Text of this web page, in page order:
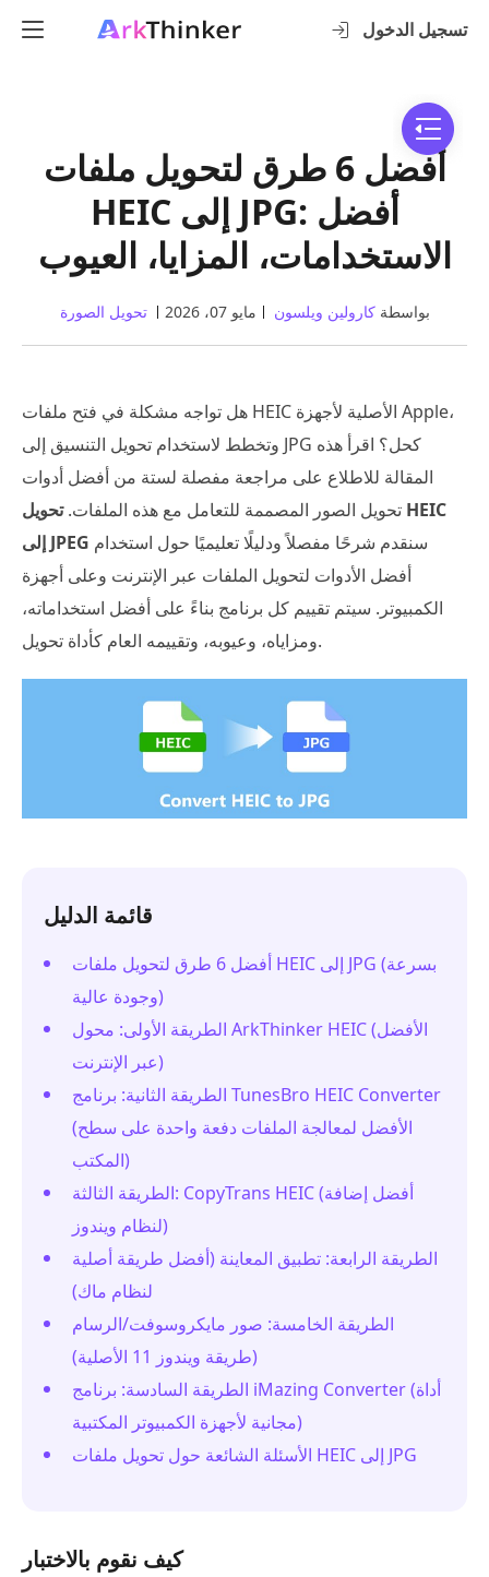
تسجيل الدخول
أفضل 6 طرق لتحويل ملفات
HEIC إلى JPG: أفضل
الاستخدامات، المزايا، العيوب
بواسطةكارولين ويلسون مايو 07، 2026 تحويل الصورة
هل تواجه مشكلة في فتح ملفات HEIC الأصلية لأجهزة Apple،
وتخطط لاستخدام تحويل التنسيق إلى JPG كحل؟ اقرأ هذه
المقالة للاطلاع على مراجعة مفصلة لستة من أفضل أدوات
تحويل الصور المصممة للتعامل مع هذه الملفات.تحويل HEIC
إلى JPEG
أفضل الأدوات لتحويل الملفات عبر الإنترنت وعلى أجهزة
الكمبيوتر. سيتم تقييم كل برنامج بناءً على أفضل استخداماته،
ومزاياه، وعيوبه، وتقييمه العام كأداة تحويل.
قائمة الدليل
أفضل 6 طرق لتحويل ملفات HEIC إلى JPG (بسرعة
وجودة عالية)
الطريقة الأولى: محول ArkThinker HEIC (الأفضل
عبر الإنترنت)
الطريقة الثانية: برنامج TunesBro HEIC Converter
(الأفضل لمعالجة الملفات دفعة واحدة على سطح
المكتب)
الطريقة الثالثة: CopyTrans HEIC (أفضل إضافة
لنظام ويندوز)
الطريقة الرابعة: تطبيق المعاينة (أفضل طريقة أصلية
لنظام ماك)
الطريقة الخامسة: صور مايكروسوفت/الرسام
(طريقة ويندوز 11 الأصلية)
الطريقة السادسة: برنامج iMazing Converter (أداة
مجانية لأجهزة الكمبيوتر المكتبية)
الأسئلة الشائعة حول تحويل ملفات HEIC إلى JPG
كيف نقوم بالاختبار